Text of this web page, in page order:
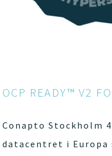
OCP READY™ V2
Conapto Stockholm
datacentret i Europa